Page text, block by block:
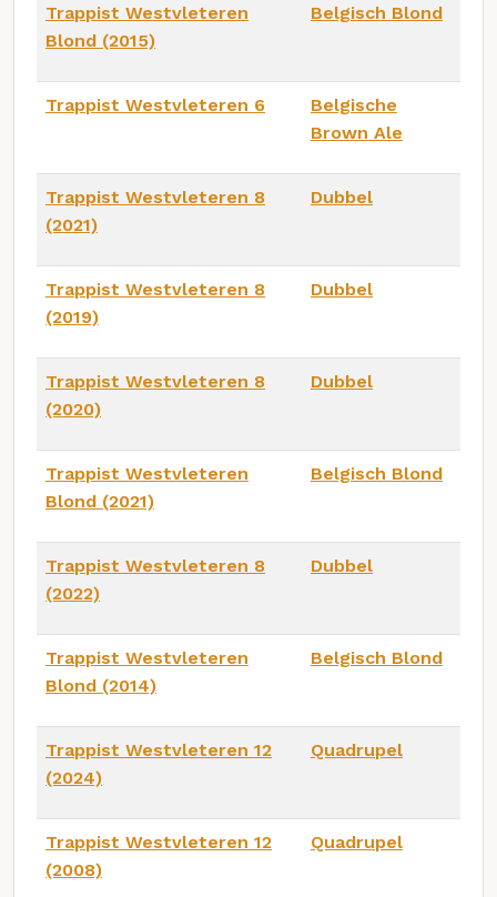
Trappist Westvleteren
Blond (2015)
Belgisch Blond
Trappist Westvleteren 6
Belgische
Brown Ale
Trappist Westvleteren 8
(2021)
Dubbel
Trappist Westvleteren 8
(2019)
Dubbel
Trappist Westvleteren 8
(2020)
Dubbel
Trappist Westvleteren
Blond (2021)
Belgisch Blond
Trappist Westvleteren 8
(2022)
Dubbel
Trappist Westvleteren
Blond (2014)
Belgisch Blond
Trappist Westvleteren 12
(2024)
Quadrupel
Trappist Westvleteren 12
(2008)
Quadrupel